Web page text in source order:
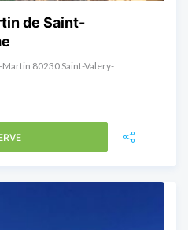
de Saint-
Martin 80230 Saint-Valery-